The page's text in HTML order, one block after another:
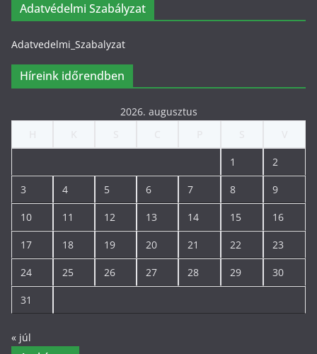
Adatvédelmi Szabályzat
Adatvedelmi_Szabalyzat
Híreink időrendben
2026. augusztus
1 2
3 4 5 6 7 8 9
10 11 12 13 14 15 16
17 18 19 20 21 22 23
24 25 26 27 28 29 30
31
« júl